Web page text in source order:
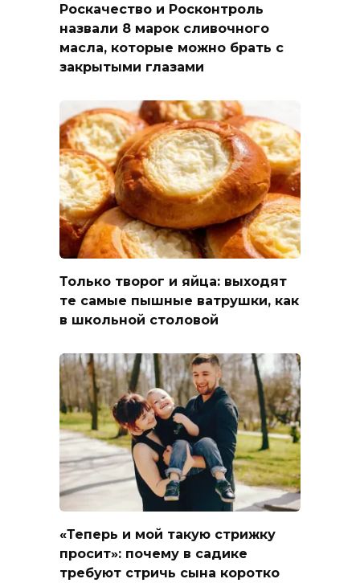
Роскачество и Росконтроль
назвали 8 марок сливочного
масла, которые можно брать с
закрытыми глазами
Только творог и яйца: выходят
те самые пышные ватрушки, как
в школьной столовой
«Теперь и мой такую стрижку
просит»: почему в садике
требуют стричь сына коротко